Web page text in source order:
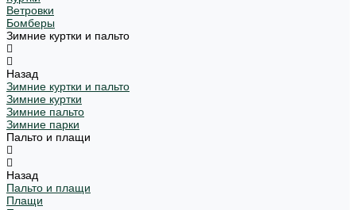
Ветровки
Бомберы
Зимние куртки и пальто
Назад
Зимние куртки и пальто
Зимние куртки
Зимние пальто
Зимние парки
Пальто и плащи
Назад
Пальто и плащи
Плащи